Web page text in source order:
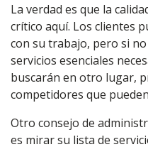
La verdad es que la
crítico aquí. Los clientes
con su trabajo, pero si
servicios esenciales
buscarán en otro lugar,
competidores que
Otro consejo de
es mirar su lista de